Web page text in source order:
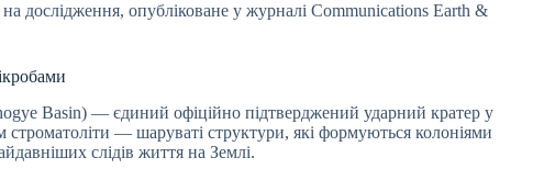
дослідження, опубліковане у журналі Communications Earth &
Basin) — єдиний офіційно підтверджений ударний кратер у
— шаруваті структури, які формуються колоніями
слідів життя на Землі.